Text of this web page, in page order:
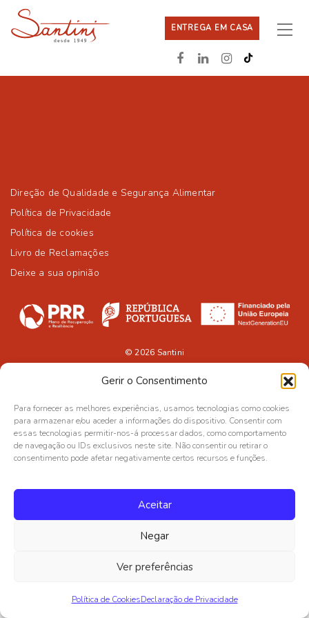
Gerir o Consentimento
Para fornecer as melhores experiências, usamos tecnologias como cookies
para armazenar e/ou aceder a informações do dispositivo. Consentir com
essas tecnologias permitir-nos-á processar dados, como comportamento
de navegação ou IDs exclusivos neste site. Não consentir ou retirar o
consentimento pode afetar negativamente certos recursos e funções.
Aceitar
Negar
Ver preferências
Política de CookiesDeclaração de Privacidade
ENTREGA EM CASA
Direção de Qualidade e Segurança Alimentar
Política de Privacidade
Política de cookies
Livro de Reclamações
Deixe a sua opinião
© 2026 Santini